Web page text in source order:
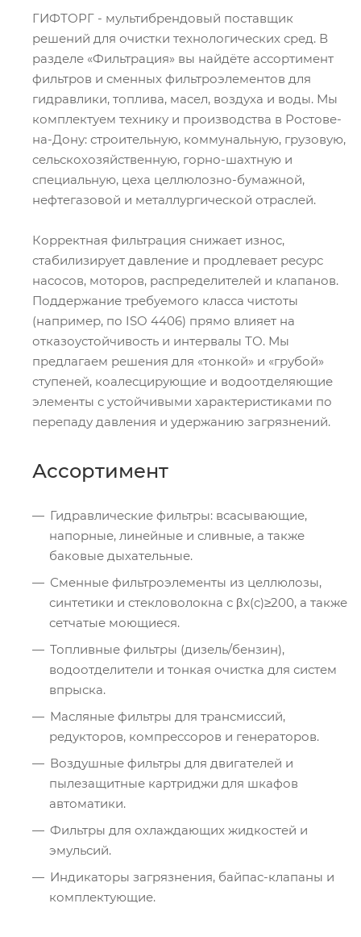
ГИФТОРГ - мультибрендовый поставщик
решений для очистки технологических сред. В
разделе «Фильтрация» вы найдёте ассортимент
фильтров и сменных фильтроэлементов для
гидравлики, топлива, масел, воздуха и воды. Мы
комплектуем технику и производства в Ростове-
на-Дону: строительную, коммунальную, грузовую,
сельскохозяйственную, горно-шахтную и
специальную, цеха целлюлозно-бумажной,
нефтегазовой и металлургической отраслей.
Корректная фильтрация снижает износ,
стабилизирует давление и продлевает ресурс
насосов, моторов, распределителей и клапанов.
Поддержание требуемого класса чистоты
(например, по ISO 4406) прямо влияет на
отказоустойчивость и интервалы ТО. Мы
предлагаем решения для «тонкой» и «грубой»
ступеней, коалесцирующие и водоотделяющие
элементы с устойчивыми характеристиками по
перепаду давления и удержанию загрязнений.
Ассортимент
Гидравлические фильтры: всасывающие,
напорные, линейные и сливные, а также
баковые дыхательные.
Сменные фильтроэлементы из целлюлозы,
синтетики и стекловолокна с βx(c)≥200, а также
сетчатые моющиеся.
Топливные фильтры (дизель/бензин),
водоотделители и тонкая очистка для систем
впрыска.
Масляные фильтры для трансмиссий,
редукторов, компрессоров и генераторов.
Воздушные фильтры для двигателей и
пылезащитные картриджи для шкафов
автоматики.
Фильтры для охлаждающих жидкостей и
эмульсий.
Индикаторы загрязнения, байпас-клапаны и
комплектующие.